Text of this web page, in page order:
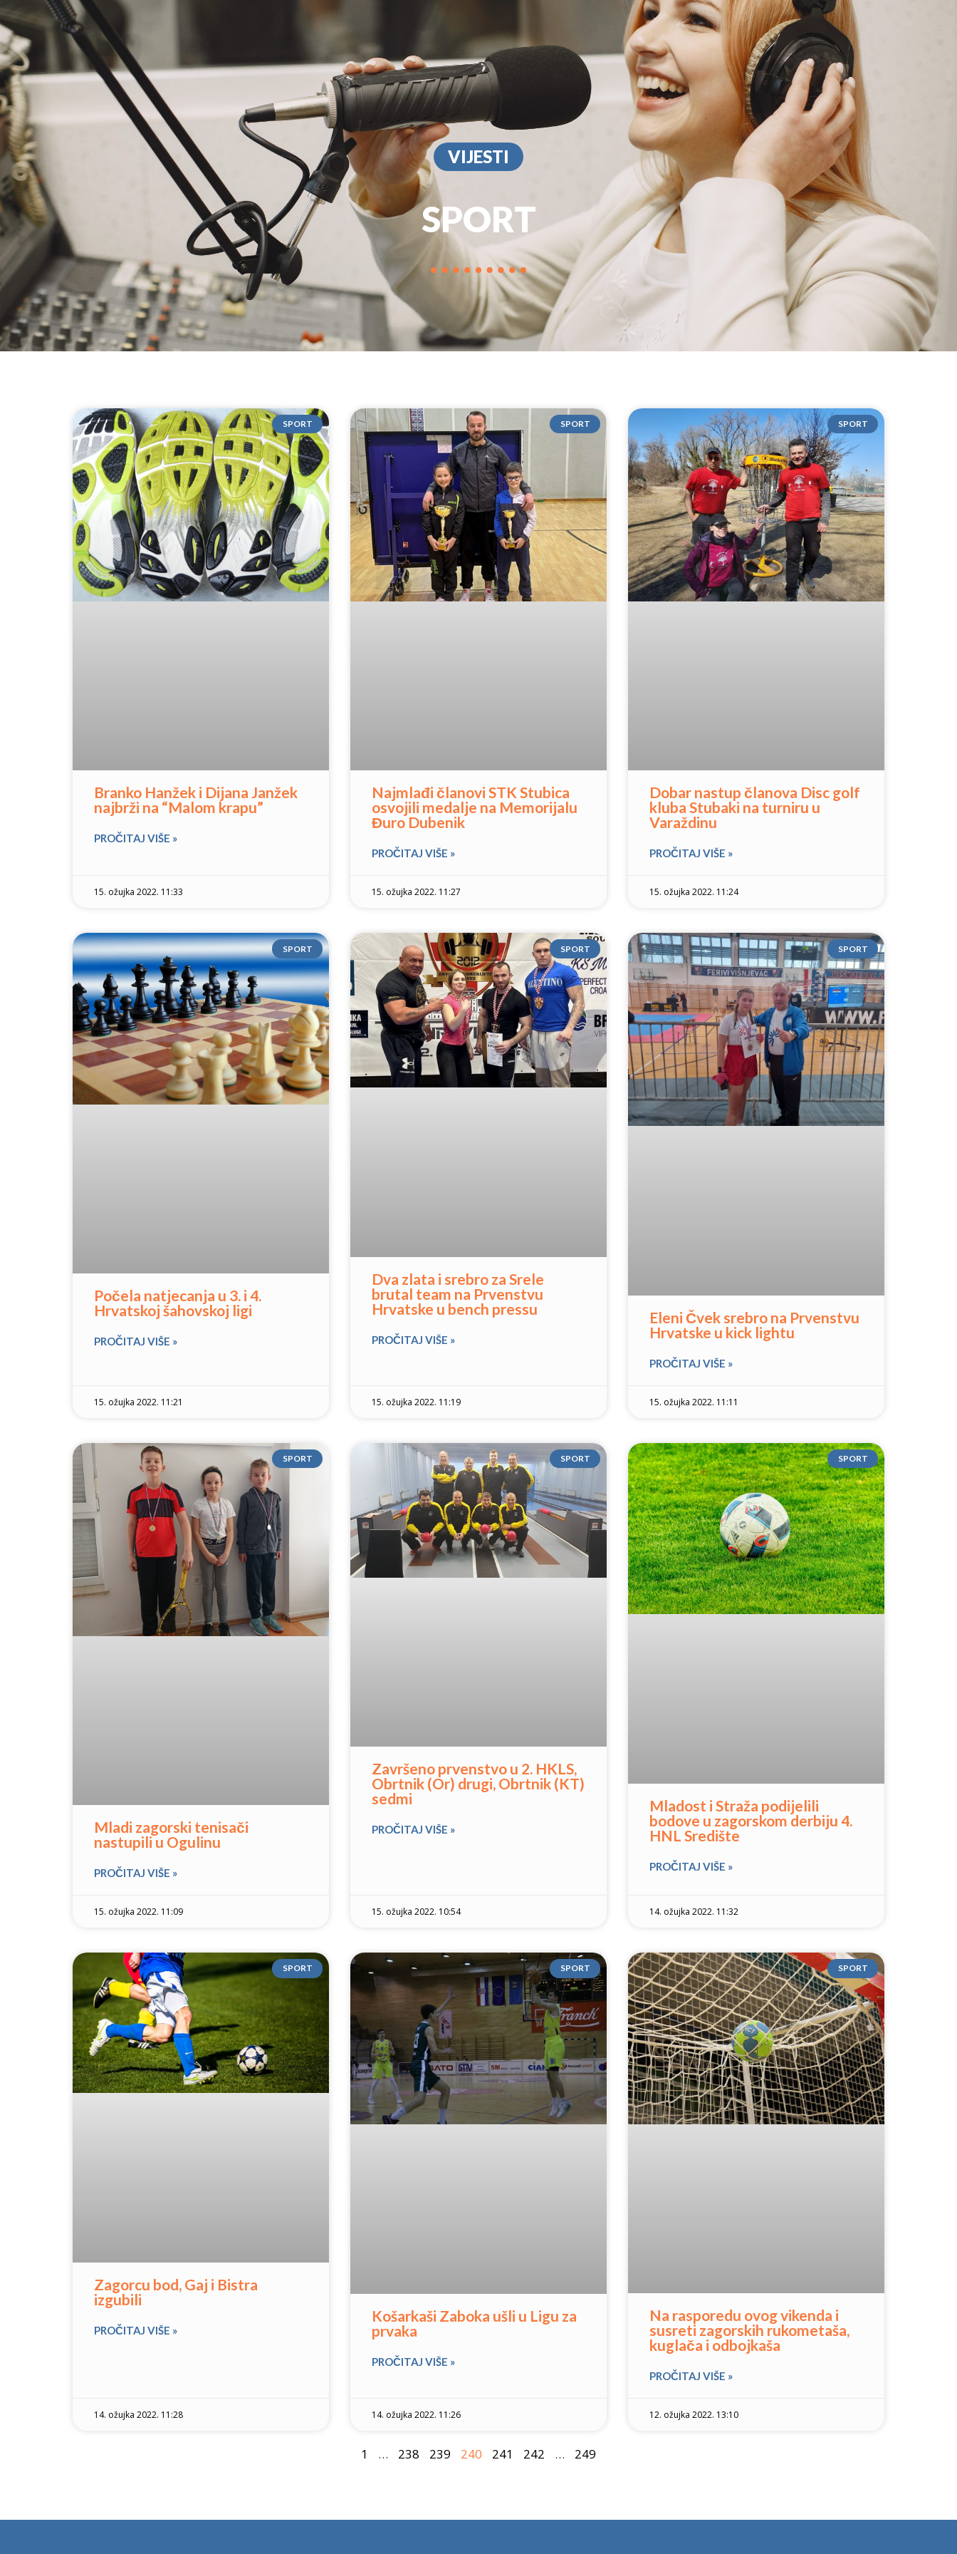
PROGRAM MARKETING KONTAKT DOKUMENTI
VIJESTI
SPORT
SPORT
Branko Hanžek i Dijana Janžek
najbrži na “Malom krapu”
PROČITAJ VIŠE »
15. ožujka 2022. 11:33
SPORT
Najmlađi članovi STK Stubica
osvojili medalje na Memorijalu
Đuro Dubenik
PROČITAJ VIŠE »
15. ožujka 2022. 11:27
SPORT
Dobar nastup članova Disc golf
kluba Stubaki na turniru u
Varaždinu
PROČITAJ VIŠE »
15. ožujka 2022. 11:24
SPORT
Počela natjecanja u 3. i 4.
Hrvatskoj šahovskoj ligi
PROČITAJ VIŠE »
15. ožujka 2022. 11:21
SPORT
Dva zlata i srebro za Srele
brutal team na Prvenstvu
Hrvatske u bench pressu
PROČITAJ VIŠE »
15. ožujka 2022. 11:19
SPORT
Eleni Čvek srebro na Prvenstvu
Hrvatske u kick lightu
PROČITAJ VIŠE »
15. ožujka 2022. 11:11
SPORT
Mladi zagorski tenisači
nastupili u Ogulinu
PROČITAJ VIŠE »
15. ožujka 2022. 11:09
SPORT
Završeno prvenstvo u 2. HKLS,
Obrtnik (Or) drugi, Obrtnik (KT)
sedmi
PROČITAJ VIŠE »
15. ožujka 2022. 10:54
SPORT
Mladost i Straža podijelili
bodove u zagorskom derbiju 4.
HNL Središte
PROČITAJ VIŠE »
14. ožujka 2022. 11:32
SPORT
Zagorcu bod, Gaj i Bistra
izgubili
PROČITAJ VIŠE »
14. ožujka 2022. 11:28
SPORT
Košarkaši Zaboka ušli u Ligu za
prvaka
PROČITAJ VIŠE »
14. ožujka 2022. 11:26
SPORT
Na rasporedu ovog vikenda i
susreti zagorskih rukometaša,
kuglača i odbojkaša
PROČITAJ VIŠE »
12. ožujka 2022. 13:10
1 … 238 239 240 241 242 … 249